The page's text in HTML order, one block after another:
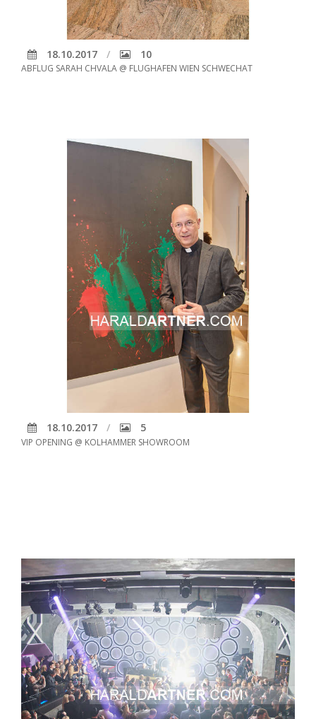
18.10.2017 10
ABFLUG SARAH CHVALA @ FLUGHAFEN WIEN SCHWECHAT
18.10.2017 5
VIP OPENING @ KOLHAMMER SHOWROOM